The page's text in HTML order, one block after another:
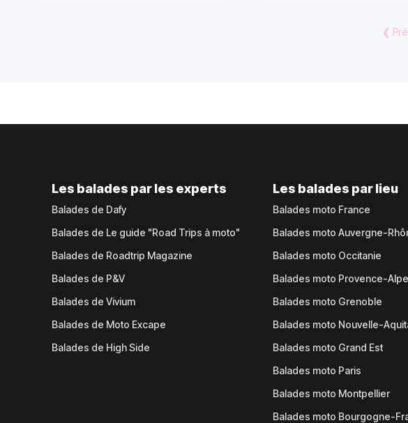
❮
Les balades par les experts
Balades de Dafy
Balades de Le guide "Road Trips à moto"
Balades de Roadtrip Magazine
Balades de P&V
Balades de Vivium
Balades de Moto Excape
Balades de High Side
Les balades par lieu
Balades moto France
Balades moto Auvergne-
Balades moto Occitanie
Balades moto Provence-
Balades moto Grenoble
Balades moto Nouvelle-
Balades moto Grand Est
Balades moto Paris
Balades moto Montpellier
Balades moto Bourgogne-